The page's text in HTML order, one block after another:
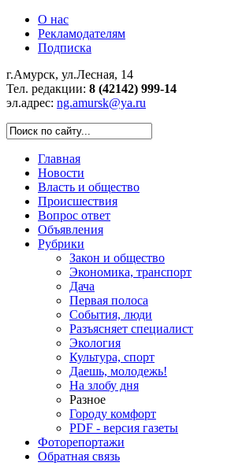
О нас
Рекламодателям
Подписка
г.Амурск, ул.Лесная, 14
Тел. редакции: 8 (42142) 999-14
эл.адрес: ng.amursk@ya.ru
Главная
Новости
Власть и общество
Происшествия
Вопрос ответ
Объявления
Рубрики
Закон и общество
Экономика, транспорт
Дача
Первая полоса
События, люди
Разъясняет специалист
Экология
Культура, спорт
Даешь, молодежь!
На злобу дня
Разное
Городу комфорт
PDF - версия газеты
Фоторепортажи
Обратная связь